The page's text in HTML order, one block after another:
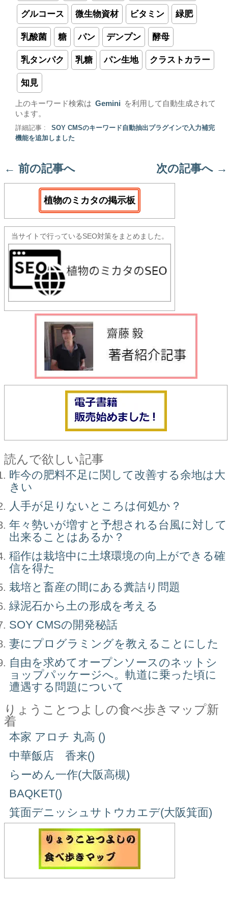
グルコース 微生物資材 ビタミン 緑肥
乳酸菌 糖 パン デンプン 酵母
乳タンパク 乳糖 パン生地 クラストカラー
知見
上のキーワード検索は Gemini
を利用して自動生成されて
います。
詳細記事 :
SOY CMSのキーワード自動抽出プラグインで入力補完
機能を追加しました
← 前の記事へ 次の記事へ →
植物のミカタの掲示板
当サイトで行っているSEO対策をまとめました。
読んで欲しい記事
昨今の肥料不足に関して改善する余地は大
きい
人手が足りないところは何処か？
年々勢いが増すと予想される台風に対して
出来ることはあるか？
稲作は栽培中に土壌環境の向上ができる確
信を得た
栽培と畜産の間にある糞詰り問題
緑泥石から土の形成を考える
SOY CMSの開発秘話
妻にプログラミングを教えることにした
自由を求めてオープンソースのネットシ
ョップパッケージへ。軌道に乗った頃に
遭遇する問題について
りょうことつよしの食べ歩きマップ新
着
本家 アロチ 丸高 ()
中華飯店 香来()
らーめん一作(大阪高槻)
BAQKET()
箕面デニッシュサトウカエデ(大阪箕面)